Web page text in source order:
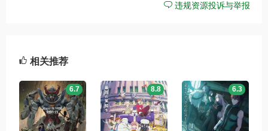
违规资源投诉与举报
相关推荐
6.7 8.8 6.3